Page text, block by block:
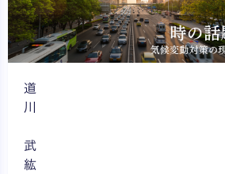
道
川
武
紘